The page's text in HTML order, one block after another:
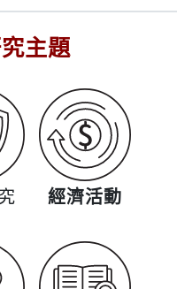
主題
經濟活動